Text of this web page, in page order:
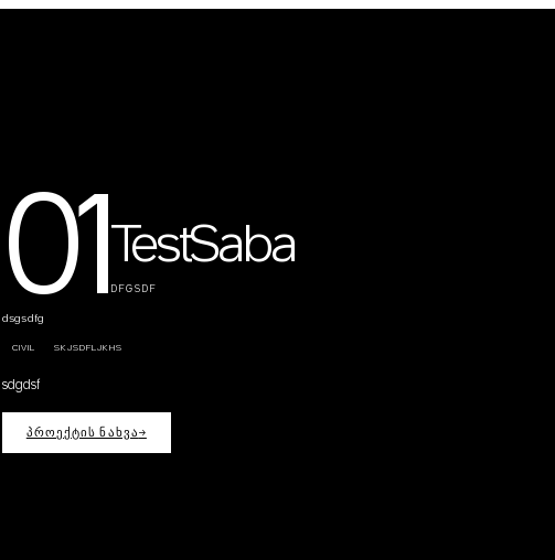
01TestSaba
DFGSDF
dsgsdfg
CIVIL SKJSDFLJKHS
sdgdsf
ᲞᲠᲝᲔᲥᲢᲘᲡ ᲜᲐᲮᲕᲐ→